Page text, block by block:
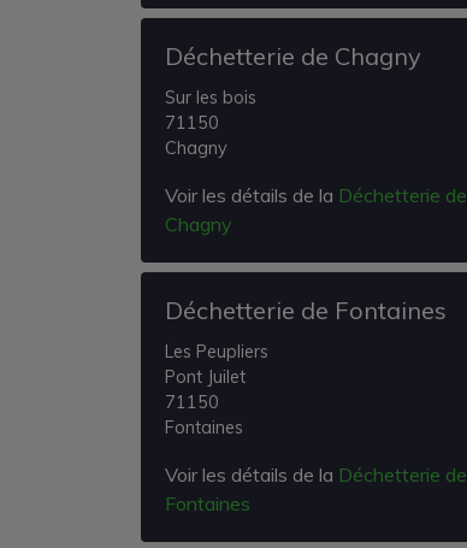
Déchetterie de Chagny
Sur les bois
71150
Chagny
Voir les détails de la Déchetterie de
Chagny
Déchetterie de Fontaines
Les Peupliers
Pont Juilet
71150
Fontaines
Voir les détails de la Déchetterie de
Fontaines